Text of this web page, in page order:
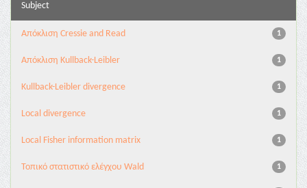
Subject
1
Aπόκλιση Cressie and Read
1
Aπόκλιση Kullback-Leibler
1
Kullback-Leibler divergence
1
Local divergence
1
Local Fisher information matrix
1
Τοπικό στατιστικό ελέγχου Wald